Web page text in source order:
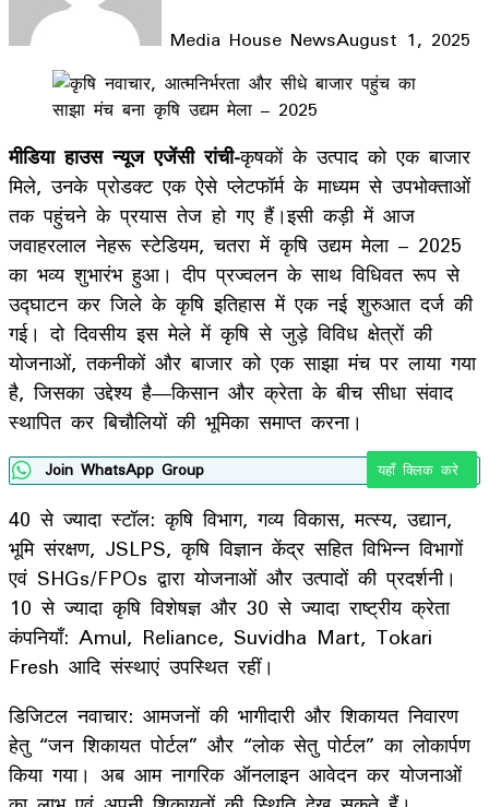
Media House NewsAugust 1, 2025
Facebook
LinkedIn
WhatsApp
Telegram
मीडिया हाउस न्यूज एजेंसी रांची-कृषकों के उत्पाद को एक बाजार
मिले, उनके प्रोडक्ट एक ऐसे प्लेटफॉर्म के माध्यम से उपभोक्ताओं
तक पहुंचने के प्रयास तेज हो गए हैं।इसी कड़ी में आज
जवाहरलाल नेहरू स्टेडियम, चतरा में कृषि उद्यम मेला – 2025
का भव्य शुभारंभ हुआ। दीप प्रज्वलन के साथ विधिवत रूप से
उद्घाटन कर जिले के कृषि इतिहास में एक नई शुरुआत दर्ज की
गई। दो दिवसीय इस मेले में कृषि से जुड़े विविध क्षेत्रों की
योजनाओं, तकनीकों और बाजार को एक साझा मंच पर लाया गया
है, जिसका उद्देश्य है—किसान और क्रेता के बीच सीधा संवाद
स्थापित कर बिचौलियों की भूमिका समाप्त करना।
Join WhatsApp Group यहाँ क्लिक करे
40 से ज्यादा स्टॉल: कृषि विभाग, गव्य विकास, मत्स्य, उद्यान,
भूमि संरक्षण, JSLPS, कृषि विज्ञान केंद्र सहित विभिन्न विभागों
एवं SHGs/FPOs द्वारा योजनाओं और उत्पादों की प्रदर्शनी।
10 से ज्यादा कृषि विशेषज्ञ और 30 से ज्यादा राष्ट्रीय क्रेता
कंपनियाँ: Amul, Reliance, Suvidha Mart, Tokari
Fresh आदि संस्थाएं उपस्थित रहीं।
डिजिटल नवाचार: आमजनों की भागीदारी और शिकायत निवारण
हेतु “जन शिकायत पोर्टल” और “लोक सेतु पोर्टल” का लोकार्पण
किया गया। अब आम नागरिक ऑनलाइन आवेदन कर योजनाओं